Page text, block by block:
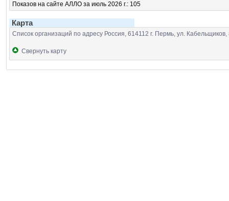
Показов на сайте АЛЛО за июль 2026 г.: 105
Карта
Список организаций по адресу Россия, 614112 г. Пермь, ул. Кабельщиков,
Свернуть карту